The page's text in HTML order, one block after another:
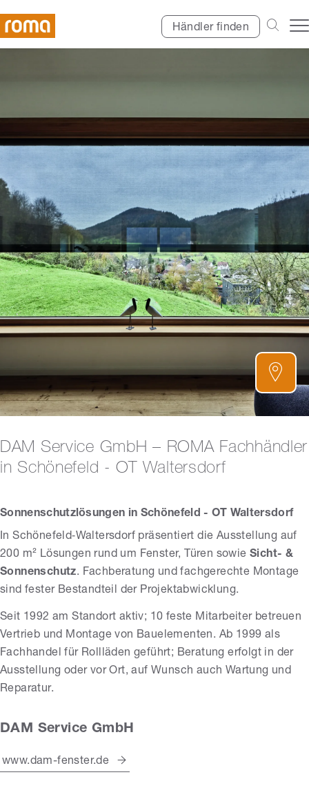
Händler finden
DAM Service GmbH – ROMA Fachhändler
in Schönefeld - OT Waltersdorf
Sonnenschutzlösungen in Schönefeld - OT Waltersdorf
In Schönefeld‑Waltersdorf präsentiert die Ausstellung auf
200 m² Lösungen rund um Fenster, Türen sowie Sicht- &
Sonnenschutz. Fachberatung und fachgerechte Montage
sind fester Bestandteil der Projektabwicklung.
Seit 1992 am Standort aktiv; 10 feste Mitarbeiter betreuen
Vertrieb und Montage von Bauelementen. Ab 1999 als
Fachhandel für Rollläden geführt; Beratung erfolgt in der
Ausstellung oder vor Ort, auf Wunsch auch Wartung und
Reparatur.
DAM Service GmbH
www.dam-fenster.de